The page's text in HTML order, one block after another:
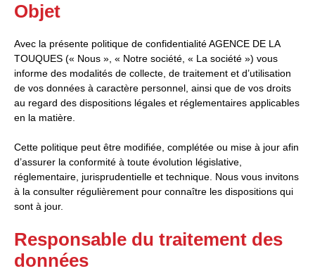
Objet
Avec la présente politique de confidentialité AGENCE DE LA
TOUQUES (« Nous », « Notre société, « La société ») vous
informe des modalités de collecte, de traitement et d’utilisation
de vos données à caractère personnel, ainsi que de vos droits
au regard des dispositions légales et réglementaires applicables
en la matière.
Cette politique peut être modifiée, complétée ou mise à jour afin
d’assurer la conformité à toute évolution législative,
réglementaire, jurisprudentielle et technique. Nous vous invitons
à la consulter régulièrement pour connaître les dispositions qui
sont à jour.
Responsable du traitement des
données